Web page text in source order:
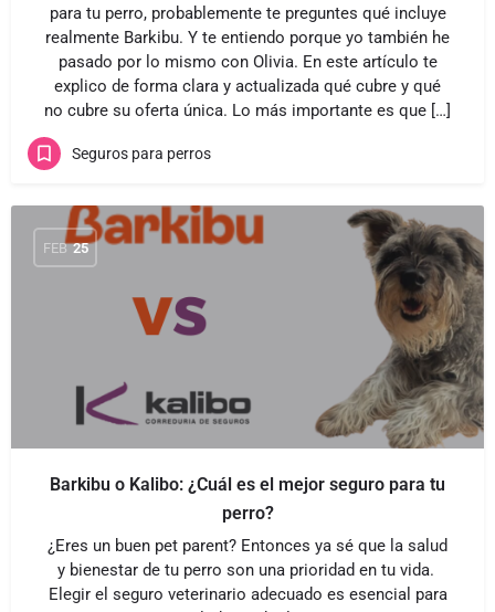
para tu perro, probablemente te preguntes qué incluye
realmente Barkibu. Y te entiendo porque yo también he
pasado por lo mismo con Olivia. En este artículo te
explico de forma clara y actualizada qué cubre y qué
no cubre su oferta única. Lo más importante es que […]
Seguros para perros
FEB 25
Barkibu o Kalibo: ¿Cuál es el mejor seguro para tu
perro?
¿Eres un buen pet parent? Entonces ya sé que la salud
y bienestar de tu perro son una prioridad en tu vida.
Elegir el seguro veterinario adecuado es esencial para